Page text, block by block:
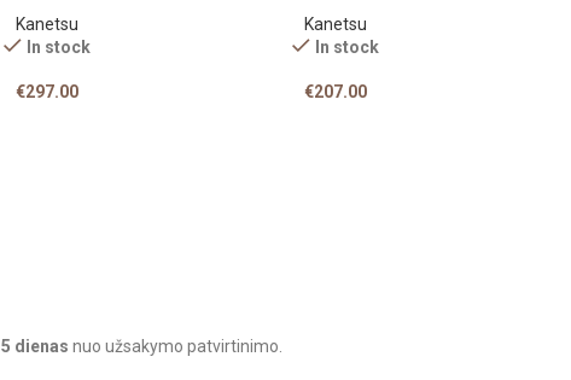
Kanetsu
In stock
€297.00
Kanetsu
In stock
€207.00
5 dienas nuo užsakymo patvirtinimo.